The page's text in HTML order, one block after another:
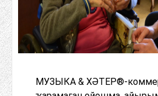
МУЗЫКА & ХӘТЕР®-